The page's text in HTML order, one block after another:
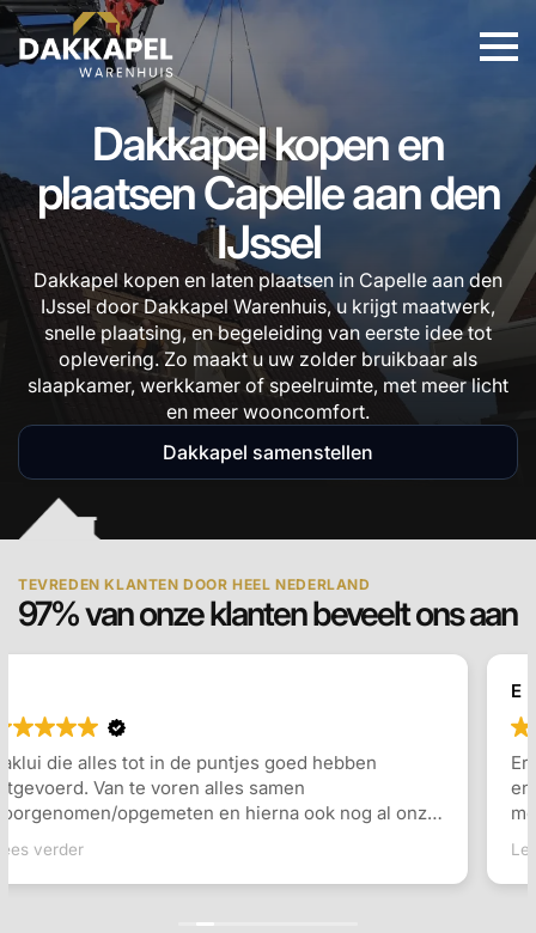
Dakkapel kopen en
plaatsen Capelle aan den
IJssel
Dakkapel kopen en laten plaatsen in Capelle aan den
IJssel door Dakkapel Warenhuis, u krijgt maatwerk,
snelle plaatsing, en begeleiding van eerste idee tot
oplevering. Zo maakt u uw zolder bruikbaar als
slaapkamer, werkkamer of speelruimte, met meer licht
en meer wooncomfort.
Dakkapel samenstellen
TEVREDEN KLANTEN DOOR HEEL NEDERLAND
97% van onze klanten beveelt ons aan
Erg tevreden over het geleverde dakkapel. Inmeten
en plaatsing ging erg vlot, en er werd goed
meegedacht over de indeling en de keuzes die
gemaakt konden worden. Communicatie ging goed
en snel antwoord op vragen. Ook de monteurs waren
erg vriendelijk en vakkundig. Zeker een aanrader!
Lees verder